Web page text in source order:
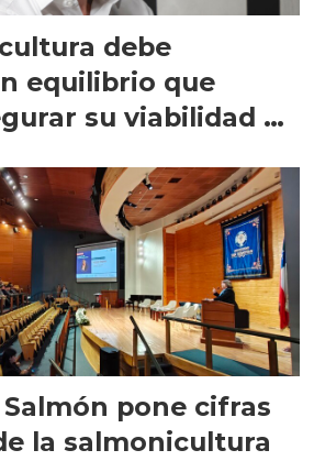
debe
equilibrio que
su viabilidad de
pone cifras
la salmonicultura